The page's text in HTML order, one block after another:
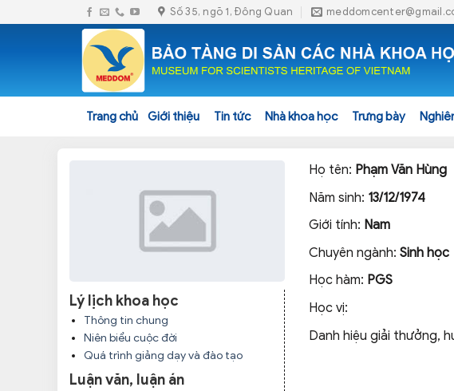
to
Số 35, ngõ 1, Đông Quan
Trang chủ Giới thiệu Tin tức Nhà khoa học Trưng bày
Lý lịch khoa học
Thông tin chung
Niên biểu cuộc đời
Quá trình giảng dạy và đào tạo
Luận văn, luận án
Họ tên: Phạm Văn Hùng
Năm sinh: 13/12/1974
Giới tính: Nam
Chuyên ngành: Sinh học
Học hàm: PGS
Học vị:
Danh hiệu giải thưởng,